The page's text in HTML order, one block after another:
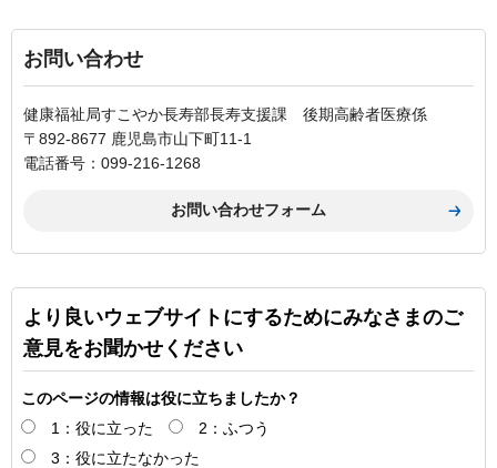
お問い合わせ
健康福祉局すこやか長寿部長寿支援課 後期高齢者医療係
〒892-8677 鹿児島市山下町11-1
電話番号：099-216-1268
より良いウェブサイトにするためにみなさまのご
意見をお聞かせください
このページの情報は役に立ちましたか？
1：役に立った
2：ふつう
3：役に立たなかった